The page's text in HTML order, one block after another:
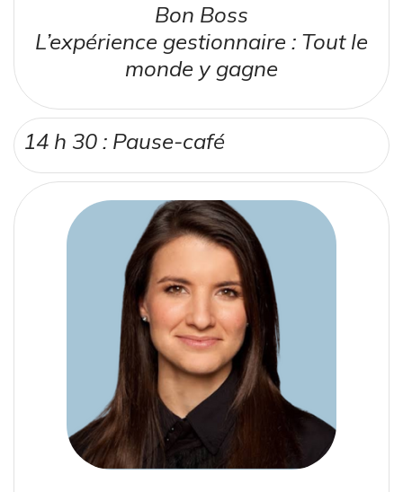
Bon Boss
L’expérience gestionnaire : Tout le
monde y gagne
14 h 30 : Pause-café